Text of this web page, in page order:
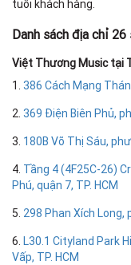
tuổi khách hàng.
Danh sách địa chỉ
Việt Thương Music tại
1. 386 Cách Mạng
2. 369 Điện Biên Phủ,
3. 180B Võ Thị Sáu,
4. Tầng 4 (4F25C-26)
Phú, quận 7, TP. HCM
5. 298 Phan Xích Long,
6. L30.1 Cityland Park
Vấp, TP. HCM